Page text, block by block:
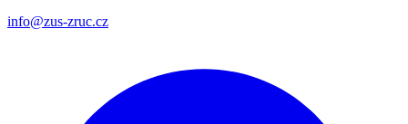
info@zus-zruc.cz